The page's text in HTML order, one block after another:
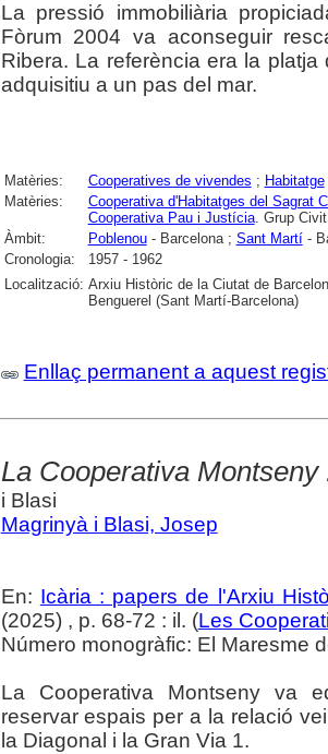
La pressió immobiliària
Fòrum 2004 va aconseguir
Ribera. La referència era la
adquisitiu a un pas del mar.
Matèries: Cooperatives de vivendes ; Habitatge
Matèries:
Cooperativa d'Habitatges del Sagrat
Cooperativa Pau i Justícia. Grup Civit
Àmbit:
Poblenou- Barcelona ; Sant Martí-
Cronologia:
1957 - 1962
Localització: Arxiu Històric de la Ciutat de
Benguerel (Sant Martí-Barcelona)
Enllaç permanent a aquest
La Cooperativa
i Blasi
Magrinyà i Blasi, Josep
En: Icària : papers de l'Arxiu
(2025) , p. 68-72 : il. (Les
Número monogràfic: El Maresme
La Cooperativa Montseny va
reservar espais per a la relació
la Diagonal i la Gran Via 1.